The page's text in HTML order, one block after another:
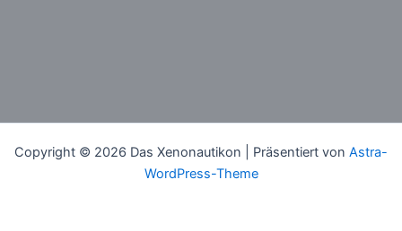
Copyright © 2026 Das Xenonautikon | Präsentiert von Astra-
WordPress-Theme